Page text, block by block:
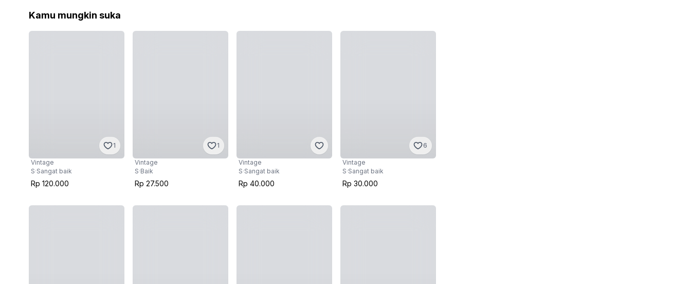
Kamu mungkin suka
1
Vintage
S·Sangat baik
Rp 120.000
1
Vintage
S·Baik
Rp 27.500
6
Vintage
S·Sangat baik
Rp 30.000